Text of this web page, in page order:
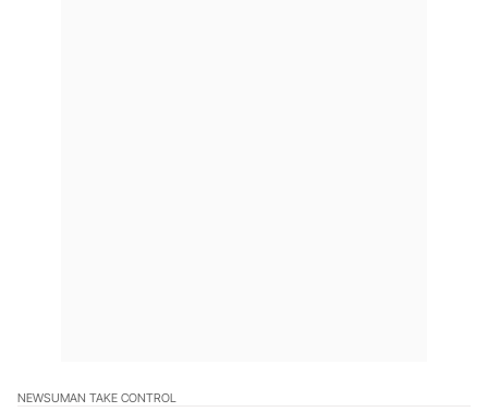
NEWSUMAN TAKE CONTROL